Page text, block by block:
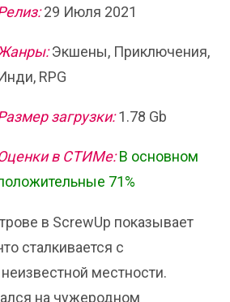
29 Июля 2021
Экшены, Приключения,
RPG
загрузки:1.78 Gb
в СТИМе: В основном
71%
в ScrewUp показывает
сталкивается с
местности.
на чужеродном